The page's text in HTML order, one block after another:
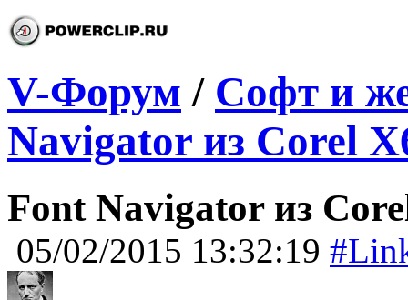
V-Форум / Софт и
Navigator из Corel
Font Navigator из
05/02/2015 13:32:19